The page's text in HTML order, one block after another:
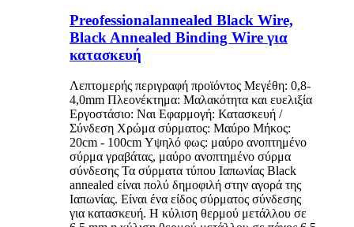
Preofessionalannealed Black Wire,
Black Annealed Binding Wire για
κατασκευή
Λεπτομερής περιγραφή προϊόντος Μεγέθη: 0,8-
4,0mm Πλεονέκτημα: Μαλακότητα και ευελιξία
Εργοστάσιο: Ναι Εφαρμογή: Κατασκευή /
Σύνδεση Χρώμα σύρματος: Μαύρο Μήκος:
20cm - 100cm Υψηλό φως: μαύρο ανοπτημένο
σύρμα γραβάτας, μαύρο ανοπτημένο σύρμα
σύνδεσης Τα σύρματα τύπου Ιαπωνίας Black
annealed είναι πολύ δημοφιλή στην αγορά της
Ιαπωνίας. Είναι ένα είδος σύρματος σύνδεσης
για κατασκευή. Η κύλιση θερμού μετάλλου σε